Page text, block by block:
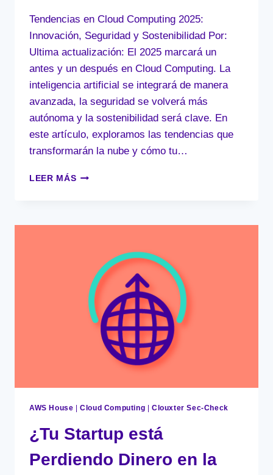
Tendencias en Cloud Computing 2025:
Innovación, Seguridad y Sostenibilidad Por:
Ultima actualización: El 2025 marcará un
antes y un después en Cloud Computing. La
inteligencia artificial se integrará de manera
avanzada, la seguridad se volverá más
autónoma y la sostenibilidad será clave. En
este artículo, exploramos las tendencias que
transformarán la nube y cómo tu…
LEER MÁSTENDENCIAS
2025:
SEGURIDAD
SOSTENIBILIDAD
AWS House |Cloud Computing |Clouxter Sec-Check
¿Tu Startup está
Perdiendo Dinero en la